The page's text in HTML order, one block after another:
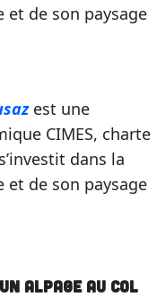
de son paysage
est une
CIMES, charte
dans la
de son paysage
alpage au col